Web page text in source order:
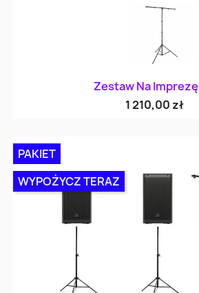
Zestaw Na
1 210,00 zł
PAKIET
WYPOŻYCZ TERAZ